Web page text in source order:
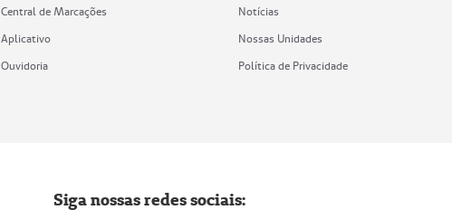
Central de Marcações
Aplicativo
Ouvidoria
Notícias
Nossas Unidades
Política de Privacidade
Siga nossas redes sociais: